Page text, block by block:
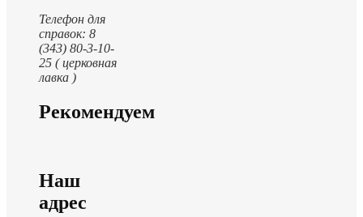
Телефон для
справок: 8
(343) 80-3-10-
25 ( церковная
лавка )
Рекомендуем
Наш
адрес